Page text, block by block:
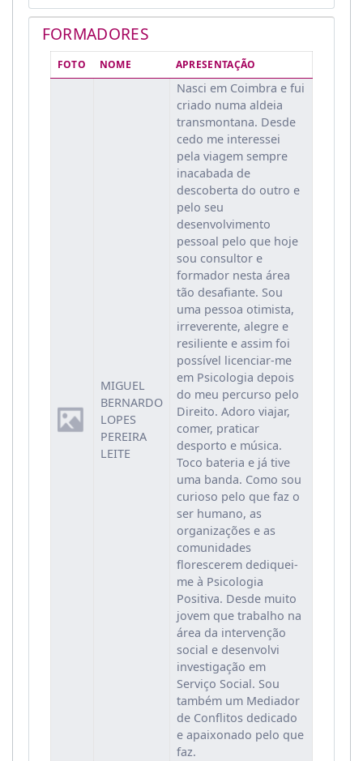
FORMADORES
FOTO NOME APRESENTAÇÃO
MIGUEL
BERNARDO
LOPES
PEREIRA
LEITE
Nasci em Coimbra e fui
criado numa aldeia
transmontana. Desde
cedo me interessei
pela viagem sempre
inacabada de
descoberta do outro e
pelo seu
desenvolvimento
pessoal pelo que hoje
sou consultor e
formador nesta área
tão desafiante. Sou
uma pessoa otimista,
irreverente, alegre e
resiliente e assim foi
possível licenciar-me
em Psicologia depois
do meu percurso pelo
Direito. Adoro viajar,
comer, praticar
desporto e música.
Toco bateria e já tive
uma banda. Como sou
curioso pelo que faz o
ser humano, as
organizações e as
comunidades
florescerem dediquei-
me à Psicologia
Positiva. Desde muito
jovem que trabalho na
área da intervenção
social e desenvolvi
investigação em
Serviço Social. Sou
também um Mediador
de Conflitos dedicado
e apaixonado pelo que
faz.